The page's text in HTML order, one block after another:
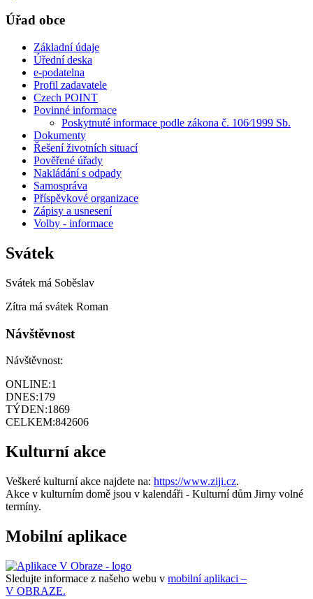
Úřad obce
Základní údaje
Úřední deska
e-podatelna
Profil zadavatele
Czech POINT
Povinné informace
Poskytnuté informace podle zákona č. 106⁄1999 Sb.
Dokumenty
Řešení životních situací
Pověřené úřady
Nakládání s odpady
Samospráva
Příspěvkové organizace
Zápisy a usnesení
Volby - informace
Svátek
Svátek má Soběslav
Zítra má svátek Roman
Návštěvnost
Návštěvnost:
ONLINE:1
DNES:179
TÝDEN:1869
CELKEM:842606
Kulturní akce
Veškeré kulturní akce najdete na: https://www.ziji.cz.
Akce v kulturním domě jsou v kalendáři - Kulturní dům Jirny volné
termíny.
Mobilní aplikace
Sledujte informace z našeho webu v mobilní aplikaci –
V OBRAZE.